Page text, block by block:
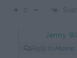
0
Jenny
Marina